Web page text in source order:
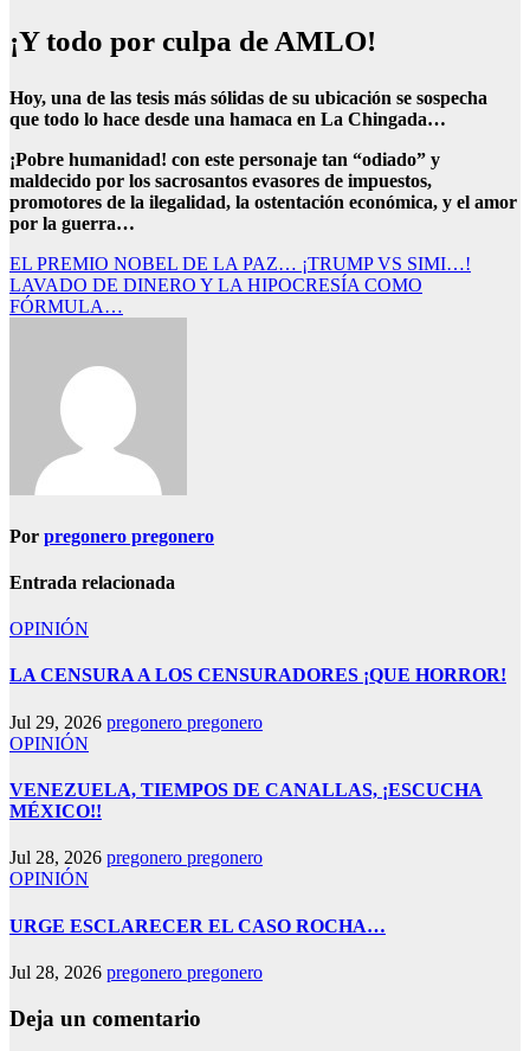
¡Y todo por culpa de AMLO!
Hoy, una de las tesis más sólidas de su ubicación se sospecha
que todo lo hace desde una hamaca en La Chingada…
¡Pobre humanidad! con este personaje tan “odiado” y
maldecido por los sacrosantos evasores de impuestos,
promotores de la ilegalidad, la ostentación económica, y el amor
por la guerra…
Navegación
de
EL PREMIO NOBEL DE LA PAZ… ¡TRUMP VS SIMI…!
LAVADO DE DINERO Y LA HIPOCRESÍA COMO
FÓRMULA…
Por pregonero pregonero
Entrada relacionada
OPINIÓN
LA CENSURA A LOS CENSURADORES ¡QUE HORROR!
Jul 29, 2026 pregonero pregonero
OPINIÓN
VENEZUELA, TIEMPOS DE CANALLAS, ¡ESCUCHA
MÉXICO!!
Jul 28, 2026 pregonero pregonero
OPINIÓN
URGE ESCLARECER EL CASO ROCHA…
Jul 28, 2026 pregonero pregonero
Deja un comentario